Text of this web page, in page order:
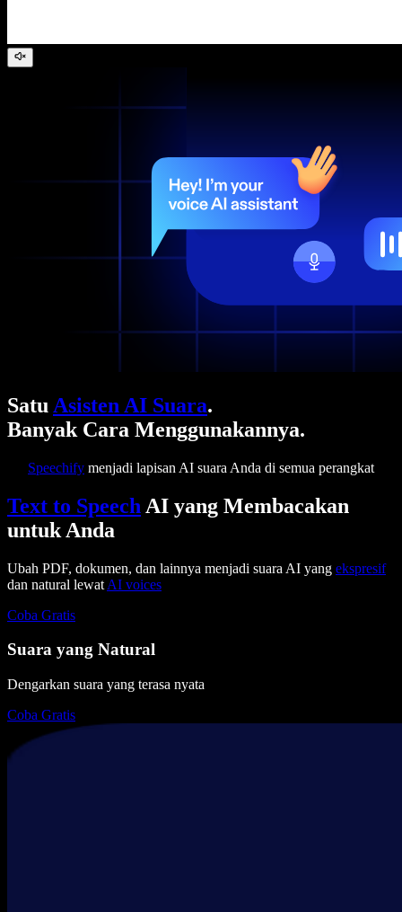
Satu Asisten AI Suara.
Banyak Cara Menggunakannya.
Speechify menjadi lapisan AI suara Anda di semua perangkat
Text to Speech AI yang Membacakan
untuk Anda
Ubah PDF, dokumen, dan lainnya menjadi suara AI yang ekspresif
dan natural lewat AI voices
Coba Gratis
Suara yang Natural
Dengarkan suara yang terasa nyata
Coba Gratis